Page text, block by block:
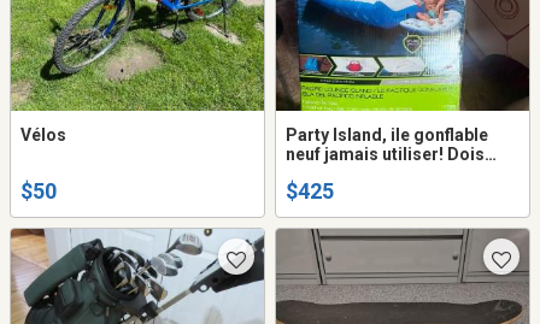
Vélos
$50
Party Island, ile gonflable
neuf jamais utiliser! Dois
eau fete fun
$425